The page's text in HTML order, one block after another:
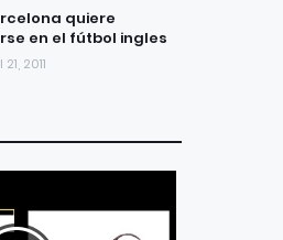
quiere
en el fútbol ingles
2011